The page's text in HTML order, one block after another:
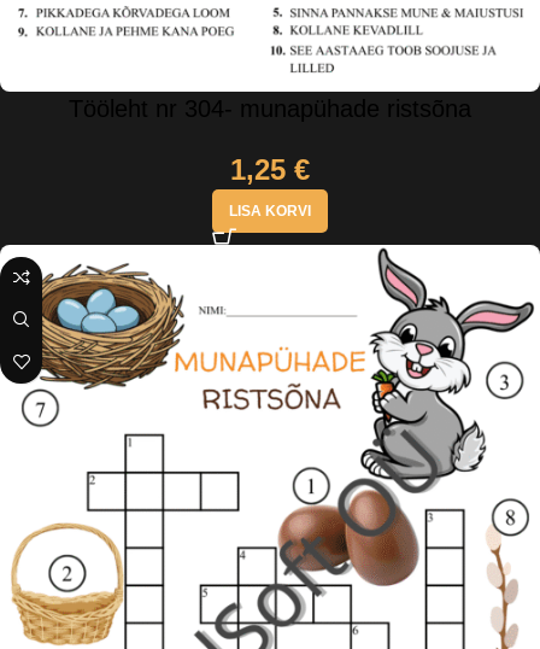
Tööleht nr 304- munapühade ristsõna
1,25 €
LISA KORVI